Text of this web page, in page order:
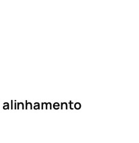
alinhamento